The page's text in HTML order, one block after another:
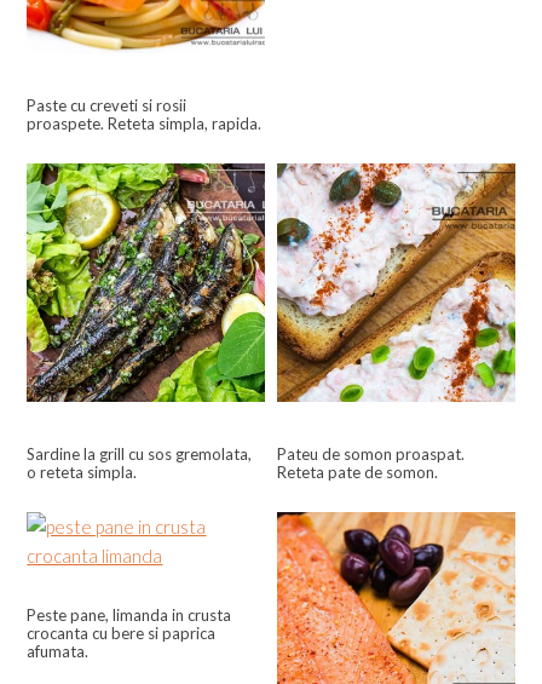
Paste cu creveti si rosii
proaspete. Reteta simpla, rapida.
Sardine la grill cu sos gremolata,
o reteta simpla.
Pateu de somon proaspat.
Reteta pate de somon.
Peste pane, limanda in crusta
crocanta cu bere si paprica
afumata.